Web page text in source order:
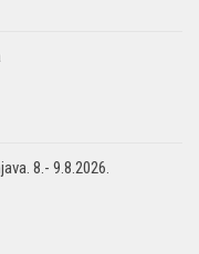
8.- 9.8.2026.